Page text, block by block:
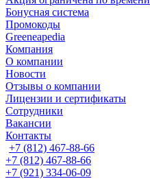
Бонусная система
Промокоды
Greeneapedia
Компания
О компании
Новости
Отзывы о компании
Лицензии и сертификаты
Сотрудники
Вакансии
Контакты
+7 (812) 467-88-66
+7 (812) 467-88-66
+7 (921) 334-06-09